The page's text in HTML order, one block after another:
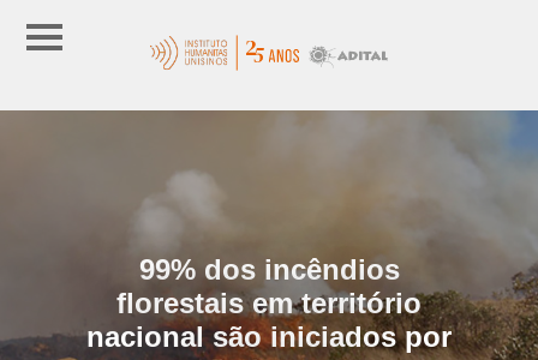
99% dos incêndios
florestais em território
nacional são iniciados por